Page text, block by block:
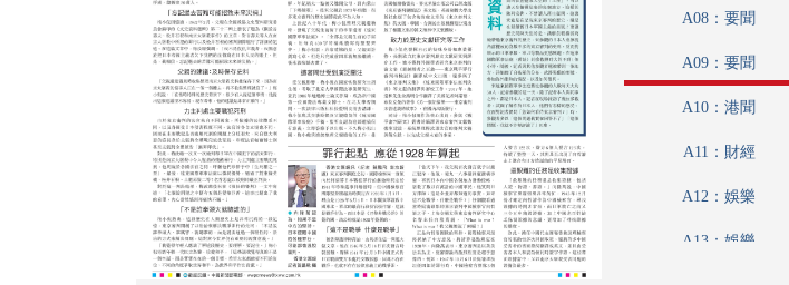
A08：要聞
A09：要聞
A10：港聞
A11：財經
A12：娛樂
A13：娛樂